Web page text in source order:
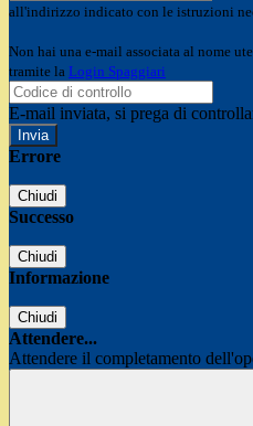
all'indirizzo indicato con le istruzioni
Non hai una e-mail associata al nome
tramite la Login Spaggiari
E-mail inviata, si prega di
Errore
Chiudi
Successo
Chiudi
Informazione
Chiudi
Attendere...
Attendere il completamento